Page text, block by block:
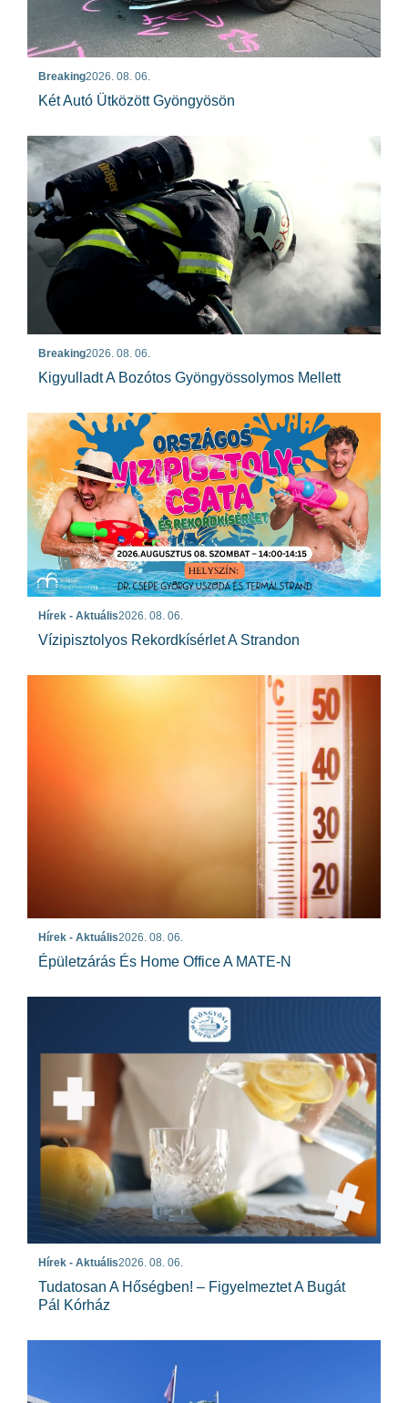
Breaking2026. 08. 06.
Két Autó Ütközött Gyöngyösön
Breaking2026. 08. 06.
Kigyulladt A Bozótos Gyöngyössolymos Mellett
Hírek - Aktuális2026. 08. 06.
Vízipisztolyos Rekordkísérlet A Strandon
Hírek - Aktuális2026. 08. 06.
Épületzárás És Home Office A MATE-N
Hírek - Aktuális2026. 08. 06.
Tudatosan A Hőségben! – Figyelmeztet A Bugát
Pál Kórház